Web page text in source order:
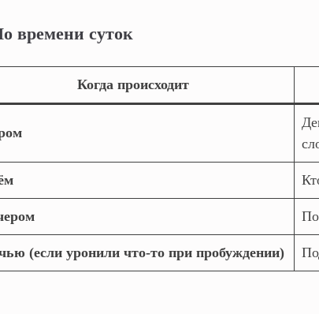
времени суток
Когда происходит
(если уронили что‑то при пробуждении)